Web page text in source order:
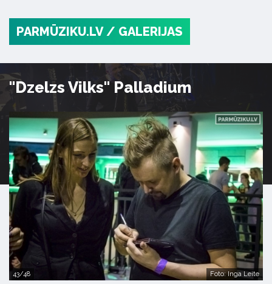
PARMŪZIKU.LV / GALERIJAS
"Dzelzs Vilks" Palladium
43/48 Foto: Inga Leite